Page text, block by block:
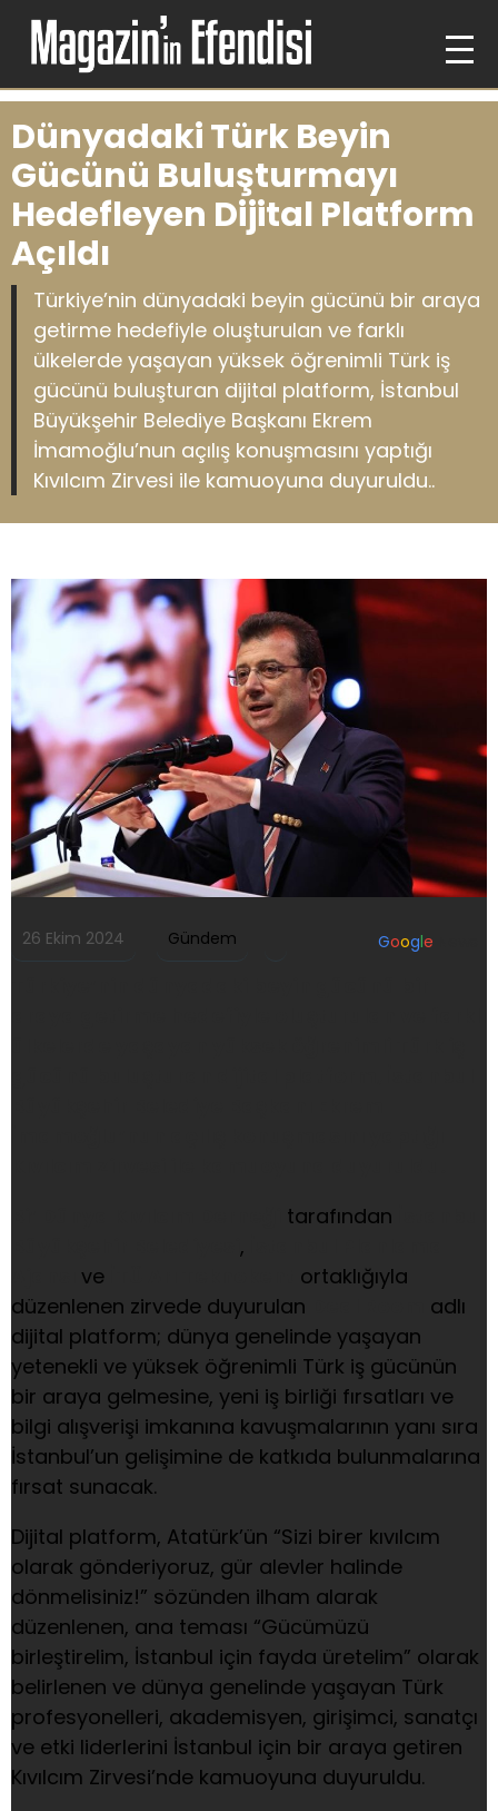
Dünyadaki Türk Beyin
Gücünü Buluşturmayı
Hedefleyen Dijital Platform
Açıldı
Türkiye’nin dünyadaki beyin gücünü bir araya
getirme hedefiyle oluşturulan ve farklı
ülkelerde yaşayan yüksek öğrenimli Türk iş
gücünü buluşturan dijital platform, İstanbul
Büyükşehir Belediye Başkanı Ekrem
İmamoğlu’nun açılış konuşmasını yaptığı
Kıvılcım Zirvesi ile kamuoyuna duyuruldu..
26 Ekim 2024 Gündem Google
tarafından
,
ve
ortaklığıyla
düzenlenen zirvede duyurulan
adlı
dijital platform; dünya genelinde yaşayan
yetenekli ve yüksek öğrenimli Türk iş gücünün
bir araya gelmesine, yeni iş birliği fırsatları ve
bilgi alışverişi imkanına kavuşmalarının yanı sıra
İstanbul’un gelişimine de katkıda bulunmalarına
fırsat sunacak.
Dijital platform, Atatürk’ün “Sizi birer kıvılcım
olarak gönderiyoruz, gür alevler halinde
dönmelisiniz!” sözünden ilham alarak
düzenlenen, ana teması “Gücümüzü
birleştirelim, İstanbul için fayda üretelim” olarak
belirlenen ve dünya genelinde yaşayan Türk
profesyonelleri, akademisyen, girişimci, sanatçı
ve etki liderlerini İstanbul için bir araya getiren
Kıvılcım Zirvesi’nde kamuoyuna duyuruldu.